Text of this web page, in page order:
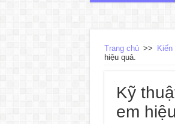
Trang chủ >>
hiệu quả.
Kỹ
em